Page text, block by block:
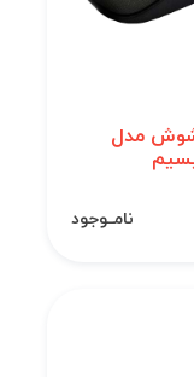
مدل
نامــوجود